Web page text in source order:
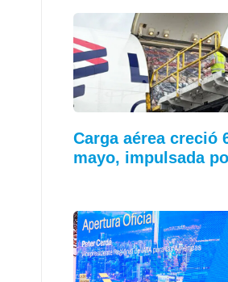
Carga aérea creció
mayo, impulsada